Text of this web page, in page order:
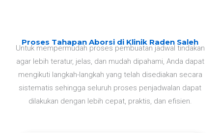
Proses Tahapan Aborsi di Klinik Raden Saleh
Untuk mempermudah proses pembuatan jadwal tindakan
agar lebih teratur, jelas, dan mudah dipahami, Anda dapat
mengikuti langkah-langkah yang telah disediakan secara
sistematis sehingga seluruh proses penjadwalan dapat
dilakukan dengan lebih cepat, praktis, dan efisien.